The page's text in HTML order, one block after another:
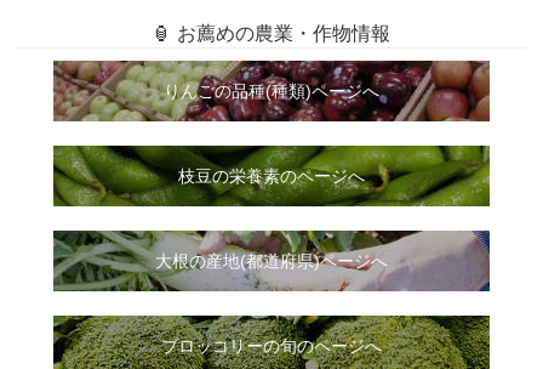
🏮 お薦めの農業・作物情報
りんごの品種(種類)ページへ
枝豆の栄養素のページへ
大根の産地(都道府県)ページへ
ブロッコリーの旬のページへ